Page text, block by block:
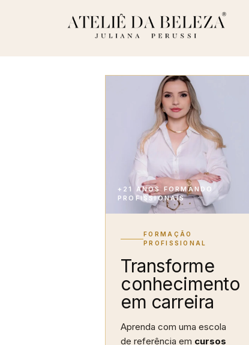
+21 ANOS FORMANDO
PROFISSIONAIS
FORMAÇÃO
PROFISSIONAL
Transforme
conhecimento
em carreira
Aprenda com uma escola
de referência em cursos